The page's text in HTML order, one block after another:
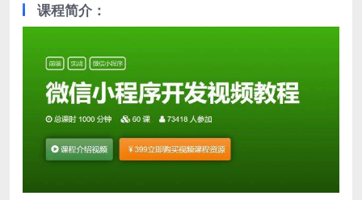
课程简介：